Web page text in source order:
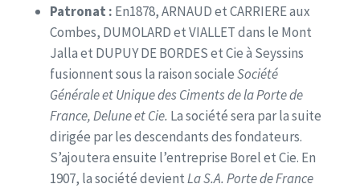
Patronat : En1878, ARNAUD et CARRIERE aux
Combes, DUMOLARD et VIALLET dans le Mont
Jalla et DUPUY DE BORDES et Cie à Seyssins
fusionnent sous la raison socialeSociété
Générale et Unique des Ciments de la Porte de
France, Delune et Cie. La société sera par la suite
dirigée par les descendants des fondateurs.
S’ajoutera ensuite l’entreprise Borel et Cie. En
1907, la société devientLa S.A. Porte de France